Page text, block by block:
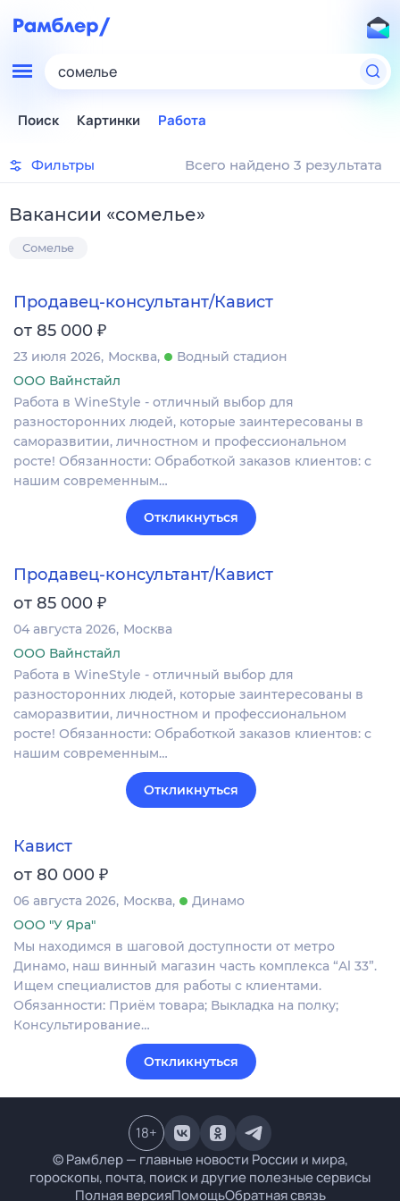
сомелье
Поиск Картинки Работа
Фильтры Всего найдено 3 результата
Вакансии «сомелье»
Сомелье
Продавец-консультант/Кавист
от 85 000 ₽
23 июля 2026 Москва
Водный стадион
ООО Вайнстайл
Работа в WineStyle - отличный выбор для
разносторонних людей, которые заинтересованы в
саморазвитии, личностном и профессиональном
росте! Обязанности: Обработкой заказов клиентов: с
нашим современным…
Откликнуться
Продавец-консультант/Кавист
от 85 000 ₽
04 августа 2026 Москва
ООО Вайнстайл
Работа в WineStyle - отличный выбор для
разносторонних людей, которые заинтересованы в
саморазвитии, личностном и профессиональном
росте! Обязанности: Обработкой заказов клиентов: с
нашим современным…
Откликнуться
Кавист
от 80 000 ₽
06 августа 2026 Москва
Динамо
ООО "У Яра"
Мы находимся в шаговой доступности от метро
Динамо, наш винный магазин часть комплекса “Al 33”.
Ищем специалистов для работы с клиентами.
Обязанности: Приём товара; Выкладка на полку;
Консультирование…
Откликнуться
© Рамблер — главные новости России и мира,
гороскопы, почта, поиск и другие полезные сервисы
Полная версияПомощьОбратная связь
18+